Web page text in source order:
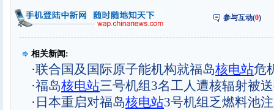
参与互动(0)
相关新闻:
·联合国及国际原子能机构就福岛核电站危
·福岛核电站三号机组3名工人遭核辐射被
· 日本重启对福岛核电站3号机组乏燃料池